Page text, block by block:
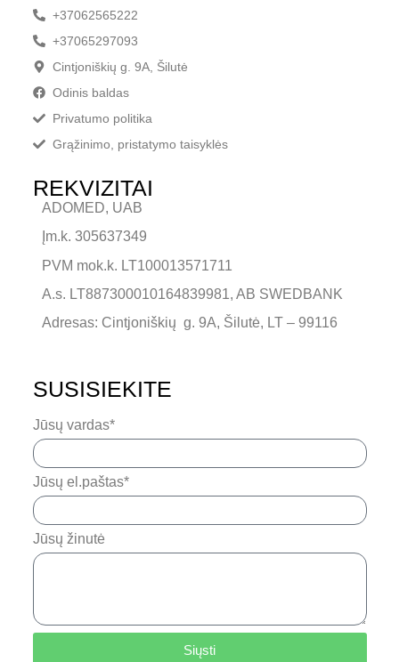
+37062565222
+37065297093
Cintjoniškių g. 9A, Šilutė
Odinis baldas
Privatumo politika
Grąžinimo, pristatymo taisyklės
REKVIZITAI
ADOMED, UAB
Įm.k. 305637349
PVM mok.k. LT100013571711
A.s. LT887300010164839981, AB SWEDBANK
Adresas: Cintjoniškių g. 9A, Šilutė, LT – 99116
SUSISIEKITE
Jūsų vardas*
Jūsų el.paštas*
Jūsų žinutė
Siųsti